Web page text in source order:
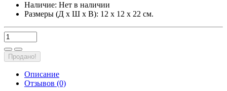
Наличие: Нет в наличии
Размеры (Д х Ш х В): 12 х 12 х 22 см.
Продано!
Описание
Отзывов (0)